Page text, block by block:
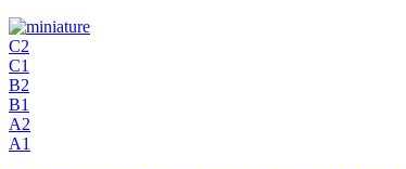
C2
C1
B2
B1
A2
A1